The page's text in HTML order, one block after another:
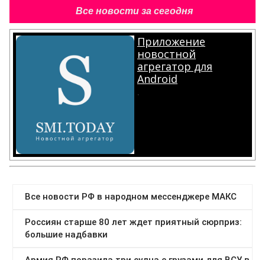
Все новости за сегодня
Приложение
новостной
агрегатор для
Android
.